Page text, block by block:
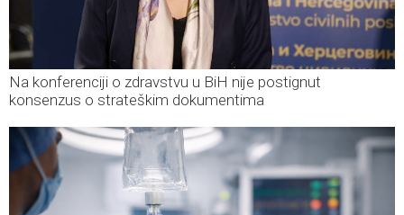
Na konferenciji o zdravstvu u BiH nije postignut
konsenzus o strateškim dokumentima